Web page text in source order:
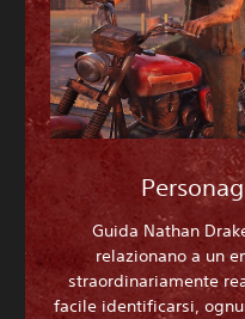
Guida Nathan
relazionano a un
straordinariamente
facile identificarsi,